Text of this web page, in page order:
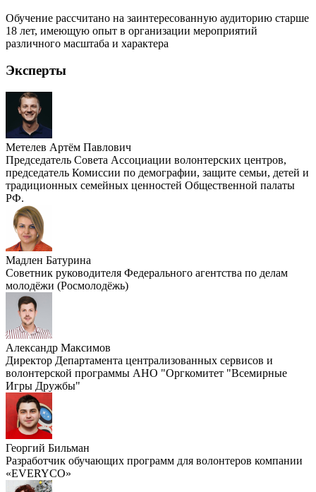
Обучение рассчитано на заинтересованную аудиторию старше
18 лет, имеющую опыт в организации мероприятий
различного масштаба и характера
Эксперты
Метелев Артём Павлович
Председатель Совета Ассоциации волонтерских центров,
председатель Комиссии по демографии, защите семьи, детей и
традиционных семейных ценностей Общественной палаты
РФ.
Мадлен Батурина
Советник руководителя Федерального агентства по делам
молодёжи (Росмолодёжь)
Александр Максимов
Директор Департамента централизованных сервисов и
волонтерской программы АНО "Оргкомитет "Всемирные
Игры Дружбы"
Георгий Бильман
Разработчик обучающих программ для волонтеров компании
«EVERYCO»